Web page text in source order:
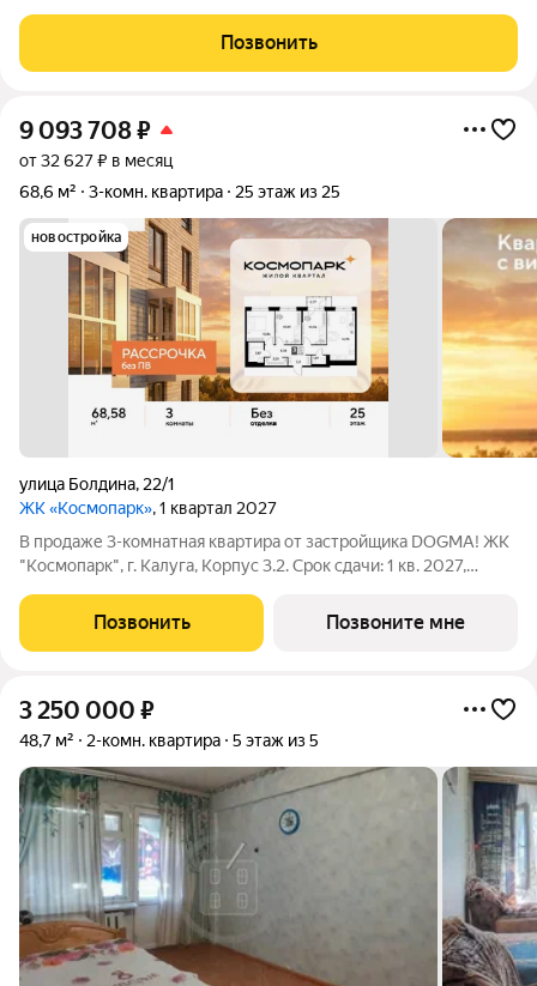
Планировка удачная
Позвонить
9 093 708₽
от 32 627 ₽ в месяц
68,6 м²
3-комн. квартира 25 этаж из 25
новостройка
улица Болдина, 22/1
ЖК «Космопарк», 1 квартал 2027
В продаже 3-комнатная квартира от застройщика DOGMA! ЖК
"Космопарк", г. Калуга, Корпус 3.2. Срок сдачи: 1 кв. 2027,
квартал на левом берегу Оки, предлагает уникальное
сочетание комфорта
Позвонить Позвоните мне
3 250 000 ₽
48,7 м² 2-комн. квартира 5 этаж из 5